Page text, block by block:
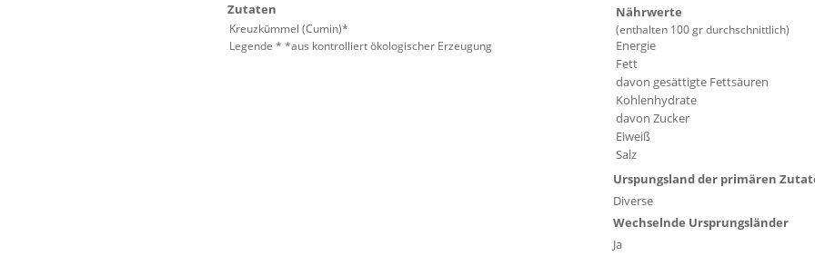
Zutaten
Kreuzkümmel (Cumin)*
Legende * *aus kontrolliert ökologischer Erzeugung
Nährwerte
(enthalten 100 gr durchschnittlich)
Energie
Fett
davon gesättigte Fettsäuren
Kohlenhydrate
davon Zucker
Eiweiß
Salz
Urspungsland der primären
Diverse
Wechselnde Ursprungsländer
Ja